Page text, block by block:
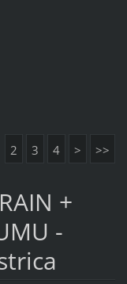
2 3 4 > >>
+
-